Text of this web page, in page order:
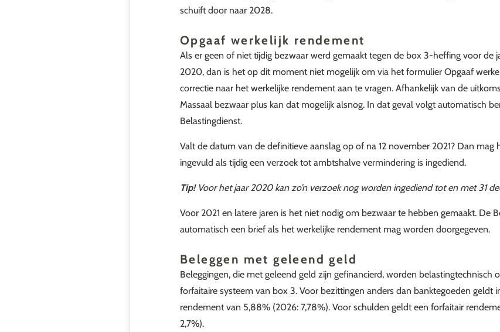
schuift door naar 2028.
Opgaaf werkelijk rendement
Als er geen of niet tijdig bezwaar werd gemaakt tegen de box 3-heffing voor de
2020, dan is het op dit moment niet mogelijk om via het formulier Opgaaf
correctie naar het werkelijke rendement aan te vragen. Afhankelijk van de
Massaal bezwaar plus kan dat mogelijk alsnog. In dat geval volgt automatisch
Belastingdienst.
Valt de datum van de definitieve aanslag op of na 12 november 2021? Dan
ingevuld als tijdig een verzoek tot ambtshalve vermindering is ingediend.
Tip!Voor het jaar 2020 kan zo’n verzoek nog worden ingediend tot en met 31
Voor 2021 en latere jaren is het niet nodig om bezwaar te hebben gemaakt. De
automatisch een brief als het werkelijke rendement mag worden doorgegeven.
Beleggen met geleend geld
Beleggingen, die met geleend geld zijn gefinancierd, worden belastingtechnisch
forfaitaire systeem van box 3. Voor bezittingen anders dan banktegoeden geldt
rendement van 5,88% (2026: 7,78%). Voor schulden geldt een forfaitair
2,7%).